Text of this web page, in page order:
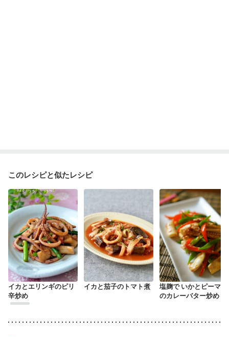
このレシピと似たレシピ
イカとエリンギのピリ
辛炒め
イカと茄子のトマト煮
塩麹で いかとピーマン
のカレーバター炒め